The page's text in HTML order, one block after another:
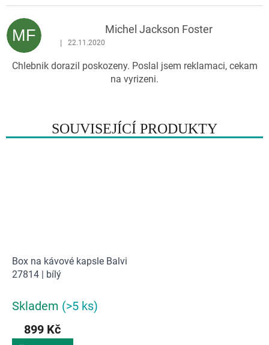
SOUVISEJÍCÍ PRODUKTY
Box na kávové kapsle Balvi
27814 | bílý
Skladem (>5 ks)
899 Kč
MF Michel Jackson Foster
Hodnocení produktu je 1 z 5 hvězdiček.
| 22.11.2020
Chlebnik dorazil poskozeny. Poslal jsem reklamaci, cekam
na vyrizeni.